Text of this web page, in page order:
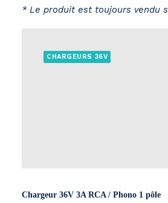
* Le produit est toujours vendu
CHARGEURS 36V
Chargeur 36V 3A RCA / Phono 1 pôle